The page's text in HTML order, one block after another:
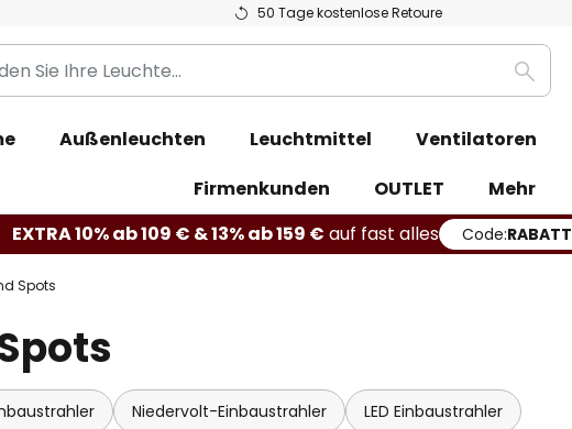
50 Tage kostenlose Retoure
Suche
Außenleuchten Leuchtmittel Ventilatoren
Firmenkunden
OUTLET
Mehr
EXTRA 10% ab 109 € & 13% ab 159 € auf fast alles Code:RABATT
Spots
Niedervolt-Einbaustrahler LED Einbaustrahler